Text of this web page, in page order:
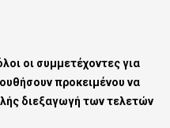
οι συμμετέχοντες για
προκειμένου να
διεξαγωγή των τελετών